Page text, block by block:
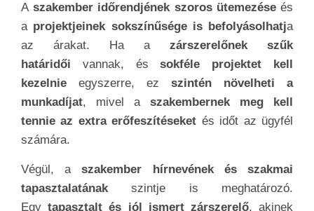
A szakember időrendjének szoros ütemezéseés
a projektjeinek sokszínűsége is befolyásolhatja
az árakat. Ha azárszerelőnek szűk
határidői vannak, éssokféle projektet kell
kezelnie egyszerre, ez szintén növelheti a
munkadíjat, mivel aszakembernek meg kell
tennie az extra erőfeszítéseket és időt az ügyfél
számára.
Végül, aszakember hírnevének és szakmai
tapasztalatánakszintje is meghatározó.
Egy tapasztalt és jól ismert zárszerelő, akinek